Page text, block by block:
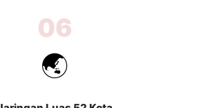
06
🌏